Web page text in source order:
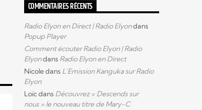
COMMENTAIRES RÉCENTS
Radio Elyon en Direct | Radio Elyondans
Popup Player
Comment écouter Radio Elyon | Radio
Elyondans Radio Elyon en Direct
Nicoledans L’Emission Kanguka sur Radio
Elyon
Loïcdans Découvrez « Descends sur
nous » le nouveau titre de Mary-C